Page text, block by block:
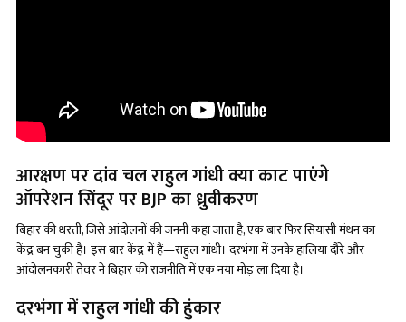
आरक्षण पर दांव चल राहुल गांधी क्या काट पाएंगे
ऑपरेशन सिंदूर पर BJP का ध्रुवीकरण
बिहार की धरती, जिसे आंदोलनों की जननी कहा जाता है, एक बार फिर सियासी मंथन का
केंद्र बन चुकी है। इस बार केंद्र में हैं—राहुल गांधी। दरभंगा में उनके हालिया दौरे और
आंदोलनकारी तेवर ने बिहार की राजनीति में एक नया मोड़ ला दिया है।
दरभंगा में राहुल गांधी की हुंकार